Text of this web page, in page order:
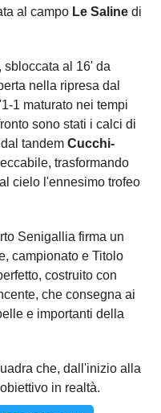
al campo Le Saline di
sbloccata al 16' da
nella ripresa dal
1 maturato nei tempi
sono stati i calci di
tandem Cucchi-
trasformando
cielo l'ennesimo trofeo
Senigallia firma un
campionato e Titolo
costruito con
che consegna ai
e importanti della
che, dall'inizio alla
in realtà.